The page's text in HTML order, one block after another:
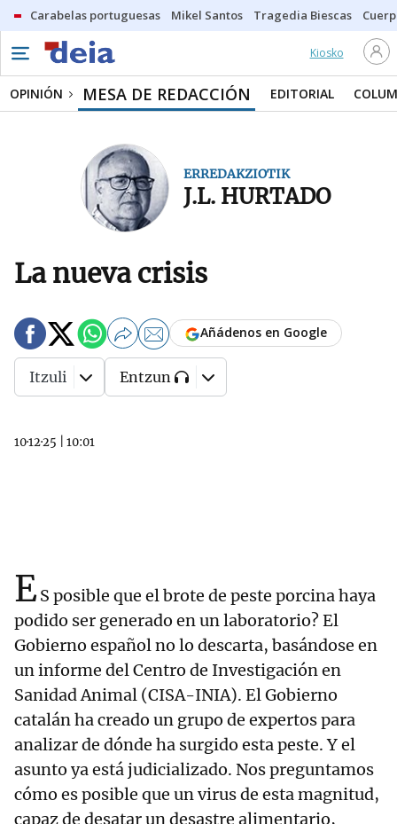
Carabelas portuguesas Mikel Santos Tragedia Biescas
Kiosko
OPINIÓN MESA DE REDACCIÓN EDITORIAL
ERREDAKZIOTIK
J.L. HURTADO
La nueva crisis
10·12·25 10:01
Añádenos en Google
Itzuli Entzun
ES posible que el brote de peste porcina haya
podido ser generado en un laboratorio? El
Gobierno español no lo descarta, basándose en
un informe del Centro de Investigación en
Sanidad Animal (CISA-INIA). El Gobierno
catalán ha creado un grupo de expertos para
analizar de dónde ha surgido esta peste. Y el
asunto ya está judicializado. Nos preguntamos
cómo es posible que un virus de esta magnitud,
capaz de desatar un desastre alimentario,